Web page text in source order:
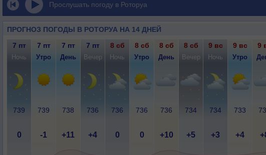
Прослушать погоду в Роторуа
ПРОГНОЗ ПОГОДЫ В РОТОРУА НА 14 ДНЕЙ
7 пт 7 пт 7 пт 7 пт 8 сб 8 сб 8 сб 8 сб 9 вс 9 вс 9
Ночь Утро День Вечер Ночь Утро День Вечер Ночь Утро
739 739 738 736 736 736 736 734 734 733
0 -1 +11 +4 0 0 +10 +5 +3 +4